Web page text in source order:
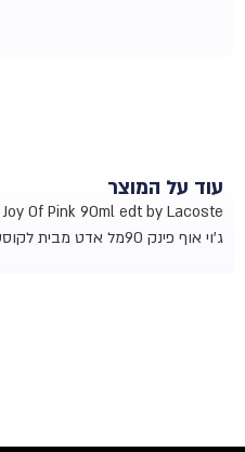
עוד על המוצר
Joy Of Pink 90ml edt by Lacoste
ג'וי אוף פינק 90מל אדט מבית לקוסט